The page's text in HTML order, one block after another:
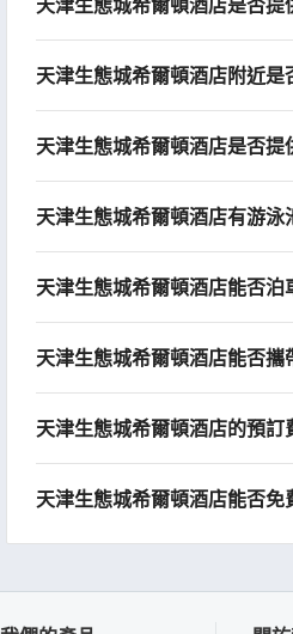
天津生態城希爾頓酒店附近是
天津生態城希爾頓酒店是否提
天津生態城希爾頓酒店有游泳
天津生態城希爾頓酒店能否泊
天津生態城希爾頓酒店能否攜
天津生態城希爾頓酒店的預訂
天津生態城希爾頓酒店能否免